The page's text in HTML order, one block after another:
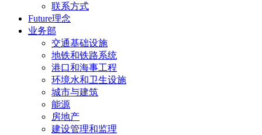
联系方式
Future理念
业务部
交通基础设施
地铁和铁路系统
港口和海事工程
环境水和卫生设施
城市与建筑
能源
房地产
建设管理和监理